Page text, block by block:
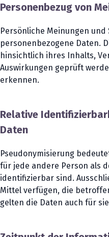
Personenbezug von
Persönliche Meinungen
personenbezogene Daten.
hinsichtlich ihres Inhalts,
Auswirkungen geprüft
erkennen.
Relative
Daten
Pseudonymisierung
für jede andere Person als
identifizierbar sind.
Mittel verfügen, die
gelten die Daten auch für